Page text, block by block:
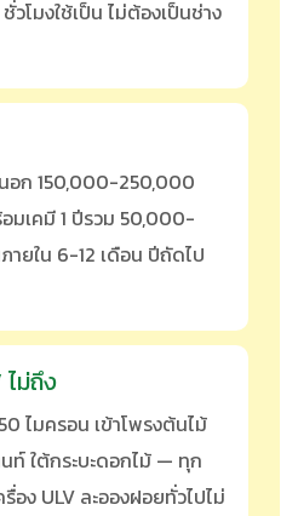
วโมงใช้เป็น ไม่ต้องเป็นช่าง
อก 150,000-250,000
มเคมี 1 ปีรวม 50,000-
ยใน 6-12 เดือน ปีถัดไป
ไม่ถึง
ไมครอน เข้าโพรงต้นไม้
ท์ ใต้กระบะดอกไม้ — ทุก
ง ULV ละอองฝอยทั่วไปไม่